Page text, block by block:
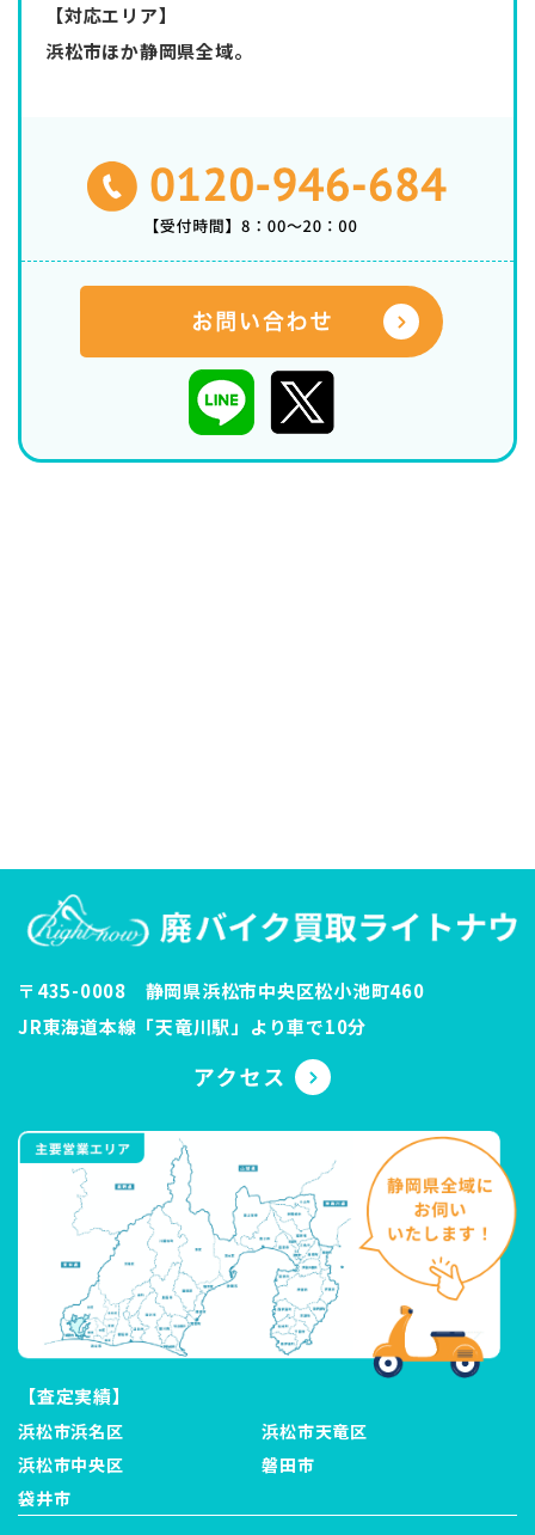
【対応エリア】
浜松市ほか静岡県全域。
〒435-0008 静岡県浜松市中央区松小池町460
JR東海道本線「天竜川駅」より車で10分
【査定実績】
浜松市浜名区
浜松市天竜区
浜松市中央区
磐田市
袋井市